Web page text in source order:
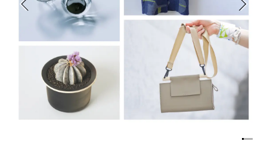
Spiral Nail Salon 青山
Spiral Nail Salon NEWoMan
naila 横浜ランドマーク
naila 大宮そごう
Spiral Café 青山
Spiral Garden 福岡ワンビル
CAFE AALTO 新丸ビル